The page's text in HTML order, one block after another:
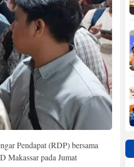
Pendapat (RDP) bersama
Makassar pada Jumat